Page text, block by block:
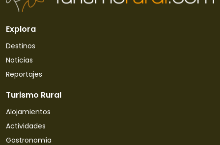
Explora
Destinos
Noticias
Reportajes
Turismo Rural
Alojamientos
Actividades
Gastronomía